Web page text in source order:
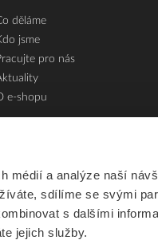
médií a analýze naší
sdílíme se svými
s dalšími
jejich služby.
děláme
jsme
pro nás
e-shopu